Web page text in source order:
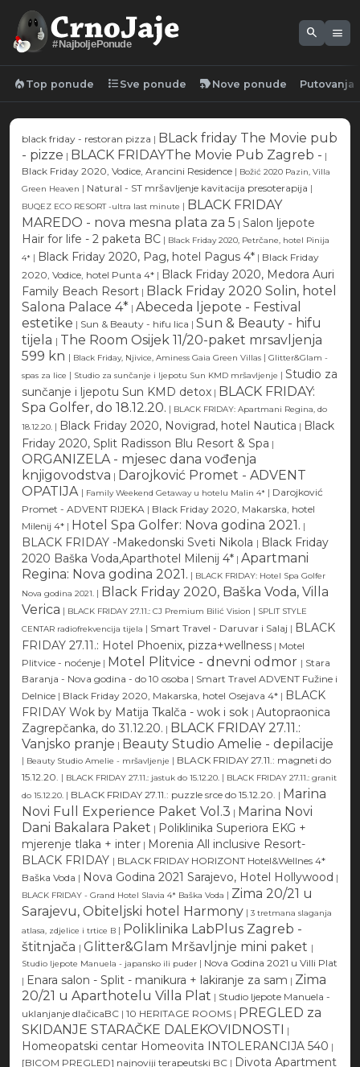
#NajboljePonude
search menu
local_fire_department Top ponude format_list_bulleted Sve ponude new_label Nove ponude Putovanja
black friday - restoran pizza | BLack friday The Movie pub
- pizze | BLACK FRIDAYThe Movie Pub Zagreb - |
Black Friday 2020, Vodice, Arancini Residence | Božić 2020 Pazin, Villa
Green Heaven | Natural - ST mršavljenje kavitacija presoterapija |
BUQEZ ECO RESORT -ultra last minute | BLACK FRIDAY
MAREDO - nova mesna plata za 5 | Salon ljepote
Hair for life - 2 paketa BC | Black Friday 2020, Petrčane, hotel Pinija
4* | Black Friday 2020, Pag, hotel Pagus 4* | Black Friday
2020, Vodice, hotel Punta 4* | Black Friday 2020, Medora Auri
Family Beach Resort | Black Friday 2020 Solin, hotel
Salona Palace 4* | Abeceda ljepote - Festival
estetike | Sun & Beauty - hifu lica | Sun & Beauty - hifu
tijela | The Room Osijek 11/20-paket mrsavljenja
599 kn | Black Friday, Njivice, Aminess Gaia Green Villas | Glitter&Glam -
spas za lice | Studio za sunčanje i ljepotu Sun KMD mršavljenje | Studio za
sunčanje i ljepotu Sun KMD detox | BLACK FRIDAY:
Spa Golfer, do 18.12.20. | BLACK FRIDAY: Apartmani Regina, do
18.12.20. | Black Friday 2020, Novigrad, hotel Nautica | Black
Friday 2020, Split Radisson Blu Resort & Spa |
ORGANIZELA - mjesec dana vođenja
knjigovodstva | Darojković Promet - ADVENT
OPATIJA | Family Weekend Getaway u hotelu Malin 4* | Darojković
Promet - ADVENT RIJEKA | Black Friday 2020, Makarska, hotel
Milenij 4* | Hotel Spa Golfer: Nova godina 2021. |
BLACK FRIDAY -Makedonski Sveti Nikola | Black Friday
2020 Baška Voda,Aparthotel Milenij 4* | Apartmani
Regina: Nova godina 2021. | BLACK FRIDAY: Hotel Spa Golfer
Nova godina 2021. | Black Friday 2020, Baška Voda, Villa
Verica | BLACK FRIDAY 27.11.: CJ Premium Bilić Vision | SPLIT STYLE
CENTAR radiofrekvencija tijela | Smart Travel - Daruvar i Salaj | BLACK
FRIDAY 27.11.: Hotel Phoenix, pizza+wellness | Motel
Plitvice - noćenje | Motel Plitvice - dnevni odmor | Stara
Baranja - Nova godina - do 10 osoba | Smart Travel ADVENT Fužine i
Delnice | Black Friday 2020, Makarska, hotel Osejava 4* | BLACK
FRIDAY Wok by Matija Tkalča - wok i sok | Autopraonica
Zagrepčanka, do 31.12.20. | BLACK FRIDAY 27.11.:
Vanjsko pranje | Beauty Studio Amelie - depilacije
| Beauty Studio Amelie - mršavljenje | BLACK FRIDAY 27.11.: magneti do
15.12.20. | BLACK FRIDAY 27.11.: jastuk do 15.12.20. | BLACK FRIDAY 27.11.: granit
do 15.12.20. | BLACK FRIDAY 27.11.: puzzle srce do 15.12.20. | Marina
Novi Full Experience Paket Vol.3 | Marina Novi
Dani Bakalara Paket | Poliklinika Superiora EKG +
mjerenje tlaka + inter | Morenia All inclusive Resort-
BLACK FRIDAY | BLACK FRIDAY HORIZONT Hotel&Wellnes 4*
Baška Voda | Nova Godina 2021 Sarajevo, Hotel Hollywood |
BLACK FRIDAY - Grand Hotel Slavia 4* Baška Voda | Zima 20/21 u
Sarajevu, Obiteljski hotel Harmony | 3 tretmana slaganja
atlasa, zdjelice i trtice B | Poliklinika LabPlus Zagreb -
štitnjača | Glitter&Glam Mršavljnje mini paket |
Studio ljepote Manuela - japansko ili puder | Nova Godina 2021 u Villi Plat
| Enara salon - Split - manikura + lakiranje za sam | Zima
20/21 u Aparthotelu Villa Plat | Studio ljepote Manuela -
uklanjanje dlačicaBC | 10 HERITAGE ROOMS | PREGLED za
SKIDANJE STARAČKE DALEKOVIDNOSTI
|
Homeopatski centar Homeovita INTOLERANCIJA 540 |
[BICOM PREGLED] najnoviji terapeutski BC | Divota Apartment